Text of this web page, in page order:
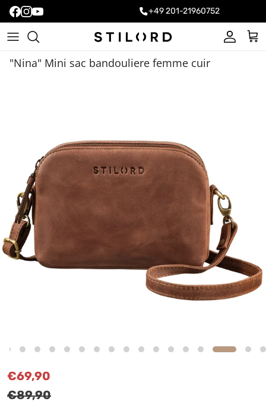
+49 201-21960752
Compte
"Nina" Mini sac bandouliere femme cuir
Prix soldé
€69,90
€89,90